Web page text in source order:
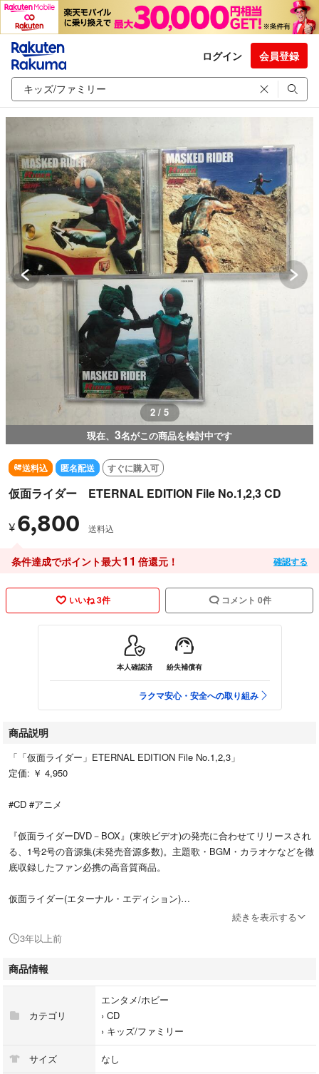
ログイン 会員登録
2 / 5
現在、 3名がこの商品を検討中です
送料込 匿名配送 すぐに購入可
仮面ライダー ETERNAL EDITION File No.1,2,3 CD
¥ 6,800 送料込
条件達成でポイント最大11 倍還元！ 確認する
いいね 3件 コメント 0件
本人確認済 紛失補償有
ラクマ安心・安全への取り組み
商品説明
「「仮面ライダー」ETERNAL EDITION File No.1,2,3」
定価: ￥ 4,950
#CD #アニメ
『仮面ライダーDVD－BOX』(東映ビデオ)の発売に合わせてリリースされ
る、1号2号の音源集(未発売音源多数)。主題歌・BGM・カラオケなどを徹
底収録したファン必携の高音質商品。
仮面ライダー(エターナル・エディション)
ご理解頂ける方、よろしくお願い致します。
続きを表示する
3年以上前
商品情報
カテゴリ
エンタメ/ホビー
› CD
› キッズ/ファミリー
サイズ なし